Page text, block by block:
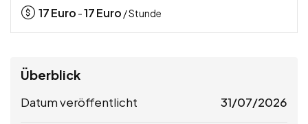
17Euro -17Euro / Stunde
Überblick
Datum veröffentlicht 31/07/2026